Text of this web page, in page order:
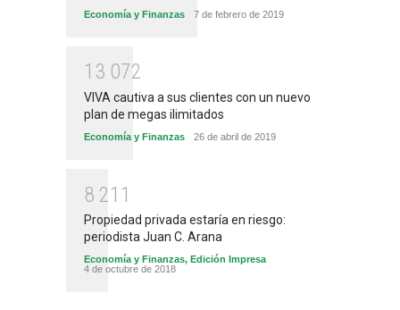
Economía y Finanzas 7 de febrero de 2019
1 3 072
VIVA cautiva a sus clientes con un nuevo
plan de megas ilimitados
Economía y Finanzas 26 de abril de 2019
8 21 1
Propiedad privada estaría en riesgo:
periodista Juan C. Arana
Economía y Finanzas, Edición Impresa
4 de octubre de 2018